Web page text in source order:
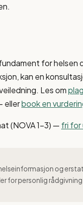
for helsen
kan en
Les om
ellerbook en
(NOVA 1–3) — fri for
og
for personlig rådgivning.